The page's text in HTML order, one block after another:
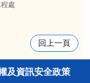
處
回上一頁
及資訊安全政策